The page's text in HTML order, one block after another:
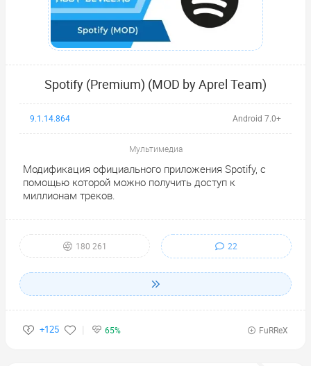
Spotify (Premium) (MOD by Aprel Team)
9.1.14.864 Android 7.0+
Мультимедиа
Модификация официального приложения Spotify, с
помощью которой можно получить доступ к
миллионам треков.
180 261 22
+125 65% FuRReX